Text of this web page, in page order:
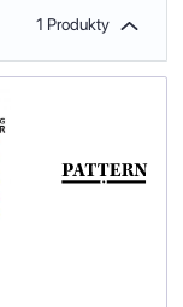
1 Produkty